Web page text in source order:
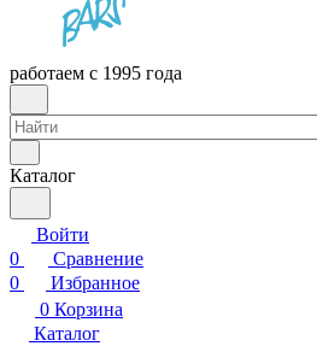
работаем с 1995 года
Каталог
Войти
0
Сравнение
0
Избранное
0 Корзина
Каталог